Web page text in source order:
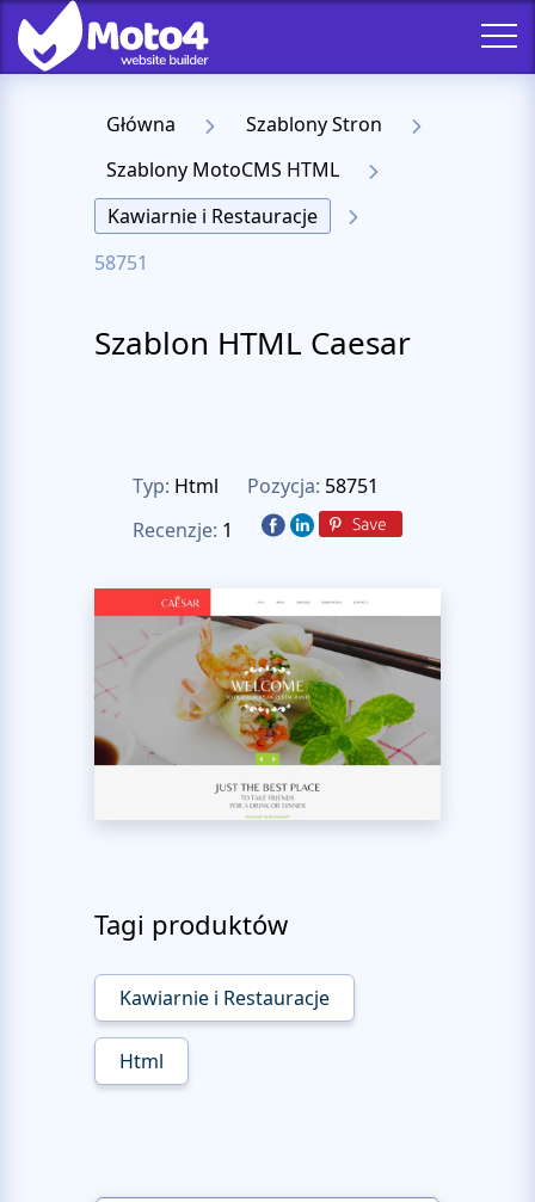
Główna
Szablony Stron
Szablony MotoCMS HTML
Kawiarnie i Restauracje
58751
Szablon HTML Caesar
Typ: Html Pozycja: 58751
Recenzje: 1
Tagi produktów
Kawiarnie i Restauracje
Html